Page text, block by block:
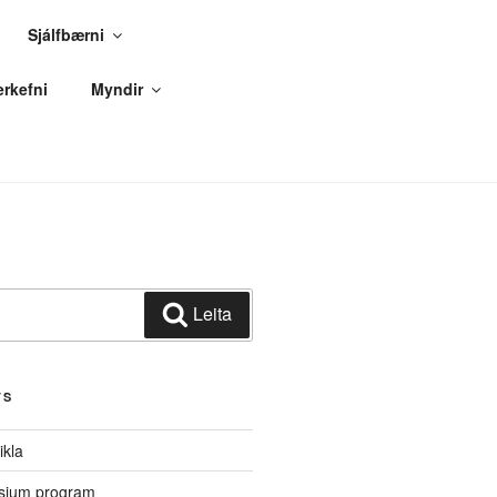
Sjálfbærni
Myndir
Leita
program